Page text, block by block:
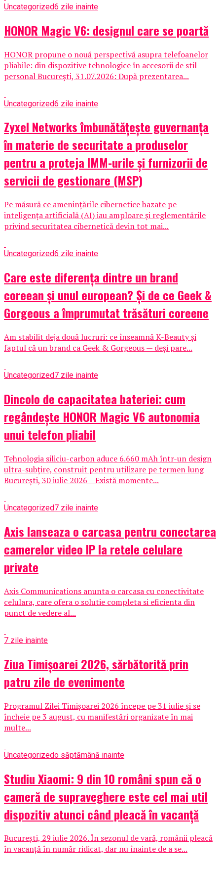
Uncategorized6 zile inainte
HONOR Magic V6: designul care se poartă
HONOR propune o nouă perspectivă asupra telefoanelor
pliabile: din dispozitive tehnologice în accesorii de stil
personal București, 31.07.2026: După prezentarea...
Uncategorized6 zile inainte
Zyxel Networks îmbunătățește guvernanța
în materie de securitate a produselor
pentru a proteja IMM-urile și furnizorii de
servicii de gestionare (MSP)
Pe măsură ce amenințările cibernetice bazate pe
inteligența artificială (AI) iau amploare și reglementările
privind securitatea cibernetică devin tot mai...
Uncategorized6 zile inainte
Care este diferența dintre un brand
coreean și unul european? Și de ce Geek &
Gorgeous a împrumutat trăsături coreene
Am stabilit deja două lucruri: ce înseamnă K-Beauty și
faptul că un brand ca Geek & Gorgeous — deși pare...
Uncategorized7 zile inainte
Dincolo de capacitatea bateriei: cum
regândește HONOR Magic V6 autonomia
unui telefon pliabil
Tehnologia siliciu-carbon aduce 6.660 mAh într-un design
ultra-subțire, construit pentru utilizare pe termen lung
București, 30 iulie 2026 – Există momente...
Uncategorized7 zile inainte
Axis lanseaza o carcasa pentru conectarea
camerelor video IP la retele celulare
private
Axis Communications anunta o carcasa cu conectivitate
celulara, care ofera o solutie completa si eficienta din
punct de vedere al...
7 zile inainte
Ziua Timișoarei 2026, sărbătorită prin
patru zile de evenimente
Programul Zilei Timișoarei 2026 începe pe 31 iulie și se
încheie pe 3 august, cu manifestări organizate în mai
multe...
Uncategorizedo săptămână inainte
Studiu Xiaomi: 9 din 10 români spun că o
cameră de supraveghere este cel mai util
dispozitiv atunci când pleacă în vacanță
București, 29 iulie 2026. În sezonul de vară, românii pleacă
în vacanță în număr ridicat, dar nu înainte de a se...